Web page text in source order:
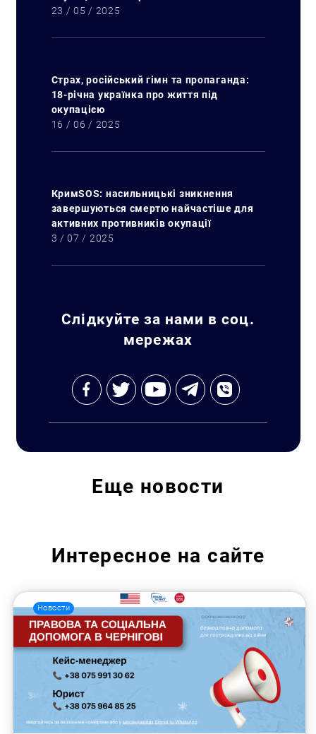
23 / 05 / 2025
Страх, російський гімн та пропаганда:
18-річна українка про життя під
окупацією
16 / 06 / 2025
КримSOS: насильницькі зникнення
завершуються смертю найчастіше для
активних противників окупації
3 / 07 / 2025
Слідкуйте за нами в соц.
мережах
Еще новости
Интересное на сайте
Новости